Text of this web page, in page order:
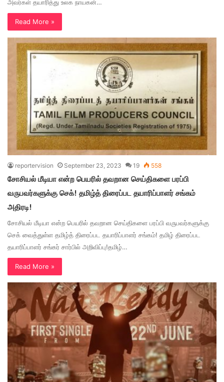
அவர்கள் தயாரித்து உலக நாயகன்…
Read More »
reportervision September 23, 2023 19 558
சோசியல் மீடியா என்ற பெயரில் தவறான செய்திகளை பரப்பி
வருபவர்களுக்கு செக்! தமிழ்த் திரைப்பட தயாரிப்பாளர் சங்கம்
அதிரடி!
சோசியல் மீடியா என்ற பெயரில் தவறான செய்திகளை பரப்பி வருபவர்களுக்கு
செக் வைத்துள்ள தமிழ்த் திரைப்பட தயாரிப்பாளர் சங்கம்! தமிழ் திரைப்பட
தயாரிப்பாளர் சங்கர் சார்பில் அறிவிப்பு!தமிழ்…
Read More »